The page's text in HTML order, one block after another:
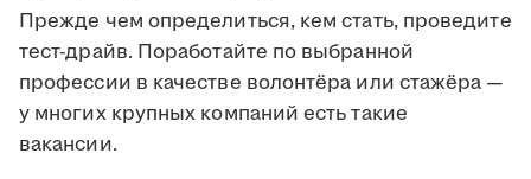
Прежде чем определиться, кем стать, проведите
тест-драйв. Поработайте по выбранной
профессии в качестве волонтёра или стажёра —
у многих крупных компаний есть такие
вакансии.